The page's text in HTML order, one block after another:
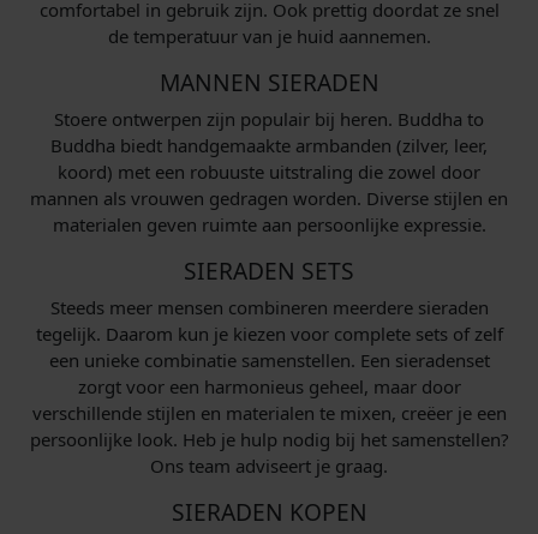
comfortabel in gebruik zijn. Ook prettig doordat ze snel
de temperatuur van je huid aannemen.
MANNEN SIERADEN
Stoere ontwerpen zijn populair bij heren. Buddha to
Buddha biedt handgemaakte armbanden (zilver, leer,
koord) met een robuuste uitstraling die zowel door
mannen als vrouwen gedragen worden. Diverse stijlen en
materialen geven ruimte aan persoonlijke expressie.
SIERADEN SETS
Steeds meer mensen combineren meerdere sieraden
tegelijk. Daarom kun je kiezen voor complete sets of zelf
een unieke combinatie samenstellen. Een sieradenset
zorgt voor een harmonieus geheel, maar door
verschillende stijlen en materialen te mixen, creëer je een
persoonlijke look. Heb je hulp nodig bij het samenstellen?
Ons team adviseert je graag.
SIERADEN KOPEN